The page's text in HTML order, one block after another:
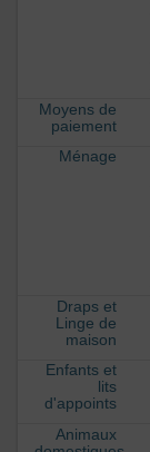
Moyens de
paiement
Ménage
Draps et
Linge de
maison
Enfants et
lits
d'appoints
Animaux